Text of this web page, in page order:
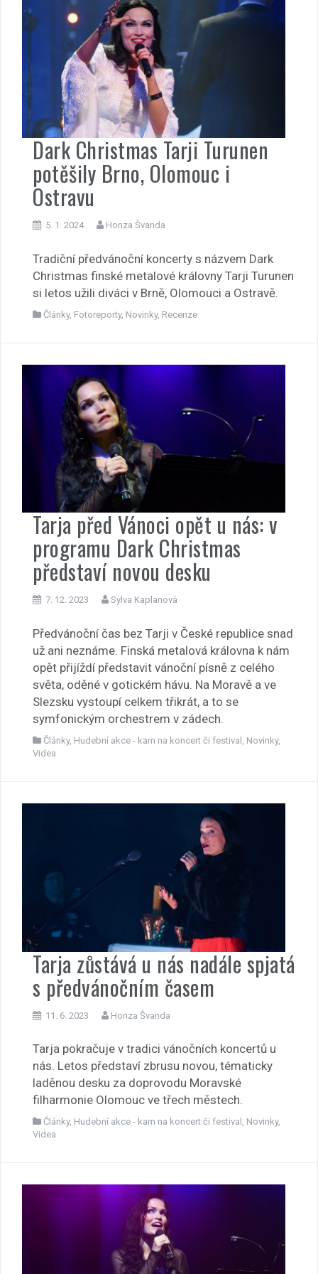
Dark Christmas Tarji Turunen
potěšily Brno, Olomouc i
Ostravu
5. 1. 2024 Honza Švanda
Tradiční předvánoční koncerty s názvem Dark
Christmas finské metalové královny Tarji Turunen
si letos užili diváci v Brně, Olomouci a Ostravě.
Články, Fotoreporty, Novinky, Recenze
Tarja před Vánoci opět u nás: v
programu Dark Christmas
představí novou desku
7. 12. 2023 Sylva Kaplanová
Předvánoční čas bez Tarji v České republice snad
už ani neznáme. Finská metalová královna k nám
opět přijíždí představit vánoční písně z celého
světa, oděné v gotickém hávu. Na Moravě a ve
Slezsku vystoupí celkem třikrát, a to se
symfonickým orchestrem v zádech.
Články, Hudební akce - kam na koncert či festival Novinky,
Videa
Tarja zůstává u nás nadále spjatá
s předvánočním časem
11. 6. 2023 Honza Švanda
Tarja pokračuje v tradici vánočních koncertů u
nás. Letos představí zbrusu novou, tématicky
laděnou desku za doprovodu Moravské
filharmonie Olomouc ve třech městech.
Články, Hudební akce - kam na koncert či festival , Novinky,
Videa